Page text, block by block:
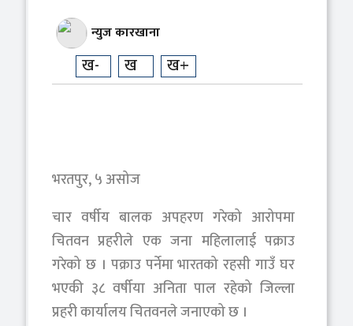
न्युज कारखाना
ख- ख ख+
भरतपुर, ५ असोज
चार वर्षीय बालक अपहरण गरेको आरोपमा
चितवन प्रहरीले एक जना महिलालाई पक्राउ
गरेको छ । पक्राउ पर्नेमा भारतको रहसी गाउँ घर
भएकी ३८ वर्षीया अनिता पाल रहेको जिल्ला
प्रहरी कार्यालय चितवनले जनाएको छ ।